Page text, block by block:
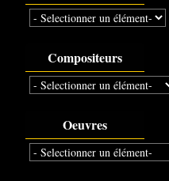
Compositeurs
Oeuvres